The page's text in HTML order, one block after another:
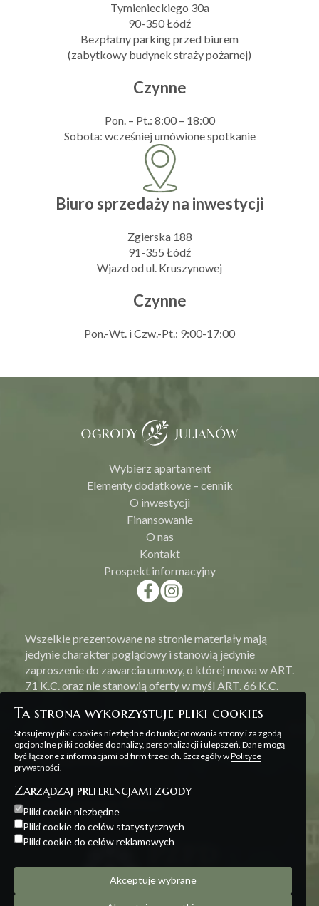
Tymienieckiego 30a
90-350 Łódź
Bezpłatny parking przed biurem
(zabytkowy budynek straży pożarnej)
Czynne
Pon. – Pt.: 8:00 – 18:00
Sobota: wcześniej umówione spotkanie
Biuro sprzedaży na inwestycji
Zgierska 188
91-355 Łódź
Wjazd od ul. Kruszynowej
Czynne
Pon.-Wt. i Czw.-Pt.: 9:00-17:00
Wybierz apartament
Elementy dodatkowe – cennik
O inwestycji
Finansowanie
O nas
Kontakt
Prospekt informacyjny
Wszelkie prezentowane na stronie materiały mają
jedynie charakter poglądowy i stanowią jedynie
zaproszenie do zawarcia umowy, o której mowa w ART.
71 K.C. oraz nie stanowią oferty w myśl ART. 66 K.C.
Polityka prywatności
Ta strona wykorzystuje pliki cookies
Stosujemy pliki cookies niezbędne do funkcjonowania strony i za zgodą
opcjonalne pliki cookies do analizy, personalizacji i ulepszeń. Dane mogą
być łączone z informacjami od firm trzecich. Szczegóły wPolityce
prywatności.
Zarządzaj preferencjami zgody
Pliki cookie niezbędne
Pliki cookie do celów statystycznych
Pliki cookie do celów reklamowych
Akceptuje wybrane